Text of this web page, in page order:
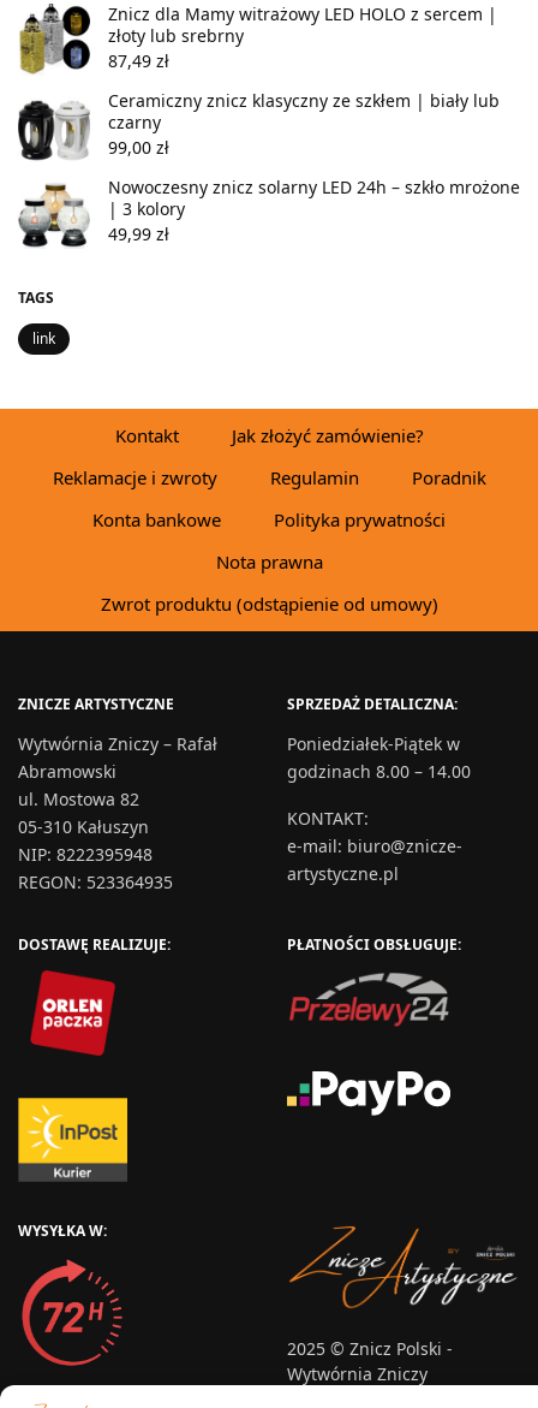
Znicz dla Mamy witrażowy LED HOLO z sercem |
złoty lub srebrny
87,49 zł
Ceramiczny znicz klasyczny ze szkłem | biały lub
czarny
99,00 zł
Nowoczesny znicz solarny LED 24h – szkło mrożone
| 3 kolory
49,99 zł
TAGS
link
Kontakt
Jak złożyć zamówienie?
Reklamacje i zwroty
Regulamin
Poradnik
Konta bankowe
Polityka prywatności
Nota prawna
Zwrot produktu (odstąpienie od umowy)
ZNICZE ARTYSTYCZNE
Wytwórnia Zniczy – Rafał
Abramowski
ul. Mostowa 82
05-310 Kałuszyn
NIP: 8222395948
REGON: 523364935
SPRZEDAŻ DETALICZNA:
Poniedziałek-Piątek w
godzinach 8.00 – 14.00
KONTAKT:
e-mail: biuro@znicze-
artystyczne.pl
DOSTAWĘ REALIZUJE: PŁATNOŚCI OBSŁUGUJE:
WYSYŁKA W:
2025 © Znicz Polski -
Wytwórnia Zniczy